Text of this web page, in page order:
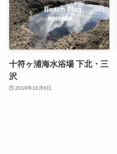
十符ヶ浦海水浴場 下北・三
沢
2018年10月6日